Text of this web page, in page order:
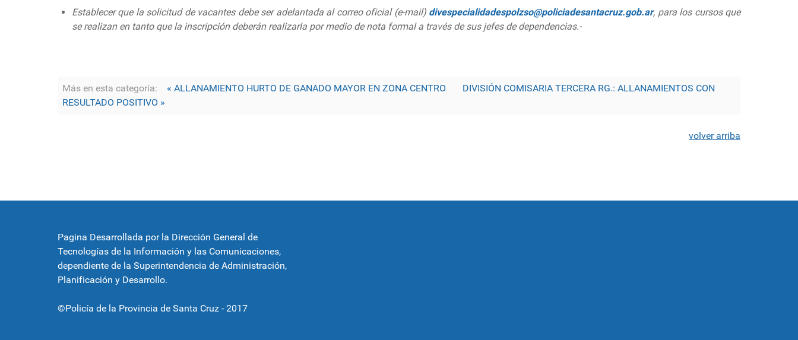
Establecer que la solicitud de vacantes debe ser adelantada al correo oficial (e-mail) divespecialidadespolzso@policiadesantacruz.gob.ar, para los cursos que
se realizan en tanto que la inscripción deberán realizarla por medio de nota formal a través de sus jefes de dependencias.-
Más en esta categoría: « ALLANAMIENTO HURTO DE GANADO MAYOR EN ZONA CENTRO
DIVISIÓN COMISARIA TERCERA RG.: ALLANAMIENTOS CON
RESULTADO POSITIVO »
volver arriba
Pagina Desarrollada por la Dirección General de
Tecnologías de la Información y las Comunicaciones,
dependiente de la Superintendencia de Administración,
Planificación y Desarrollo.
©Policía de la Provincia de Santa Cruz - 2017